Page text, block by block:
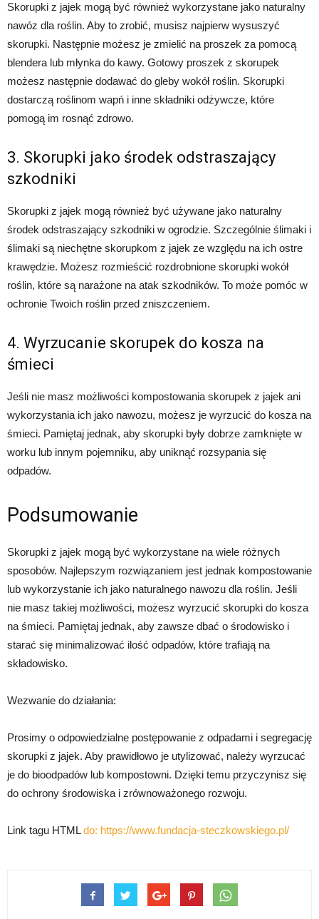
Skorupki z jajek mogą być również wykorzystane jako naturalny
nawóz dla roślin. Aby to zrobić, musisz najpierw wysuszyć
skorupki. Następnie możesz je zmielić na proszek za pomocą
blendera lub młynka do kawy. Gotowy proszek z skorupek
możesz następnie dodawać do gleby wokół roślin. Skorupki
dostarczą roślinom wapń i inne składniki odżywcze, które
pomogą im rosnąć zdrowo.
3. Skorupki jako środek odstraszający
szkodniki
Skorupki z jajek mogą również być używane jako naturalny
środek odstraszający szkodniki w ogrodzie. Szczególnie ślimaki i
ślimaki są niechętne skorupkom z jajek ze względu na ich ostre
krawędzie. Możesz rozmieścić rozdrobnione skorupki wokół
roślin, które są narażone na atak szkodników. To może pomóc w
ochronie Twoich roślin przed zniszczeniem.
4. Wyrzucanie skorupek do kosza na
śmieci
Jeśli nie masz możliwości kompostowania skorupek z jajek ani
wykorzystania ich jako nawozu, możesz je wyrzucić do kosza na
śmieci. Pamiętaj jednak, aby skorupki były dobrze zamknięte w
worku lub innym pojemniku, aby uniknąć rozsypania się
odpadów.
Podsumowanie
Skorupki z jajek mogą być wykorzystane na wiele różnych
sposobów. Najlepszym rozwiązaniem jest jednak kompostowanie
lub wykorzystanie ich jako naturalnego nawozu dla roślin. Jeśli
nie masz takiej możliwości, możesz wyrzucić skorupki do kosza
na śmieci. Pamiętaj jednak, aby zawsze dbać o środowisko i
starać się minimalizować ilość odpadów, które trafiają na
składowisko.
Wezwanie do działania:
Prosimy o odpowiedzialne postępowanie z odpadami i segregację
skorupki z jajek. Aby prawidłowo je utylizować, należy wyrzucać
je do bioodpadów lub kompostowni. Dzięki temu przyczynisz się
do ochrony środowiska i zrównoważonego rozwoju.
Link tagu HTMLdo: https://www.fundacja-steczkowskiego.pl/